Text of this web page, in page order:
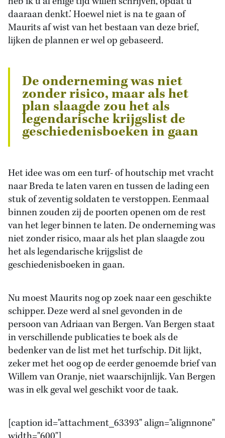
daaraan denkt.’ Hoewel niet is na te gaan of
Maurits af wist van het bestaan van deze brief,
lijken de plannen er wel op gebaseerd.
De onderneming was niet
zonder risico, maar als het
plan slaagde zou het als
legendarische krijgslist de
geschiedenisboeken in gaan
Het idee was om een turf- of houtschip met vracht
naar Breda te laten varen en tussen de lading een
stuk of zeventig soldaten te verstoppen. Eenmaal
binnen zouden zij de poorten openen om de rest
van het leger binnen te laten. De onderneming was
niet zonder risico, maar als het plan slaagde zou
het als legendarische krijgslist de
geschiedenisboeken in gaan.
Nu moest Maurits nog op zoek naar een geschikte
schipper. Deze werd al snel gevonden in de
persoon van Adriaan van Bergen. Van Bergen staat
in verschillende publicaties te boek als de
bedenker van de list met het turfschip. Dit lijkt,
zeker met het oog op de eerder genoemde brief van
Willem van Oranje, niet waarschijnlijk. Van Bergen
was in elk geval wel geschikt voor de taak.
[caption id="attachment_63393" align="alignnone"